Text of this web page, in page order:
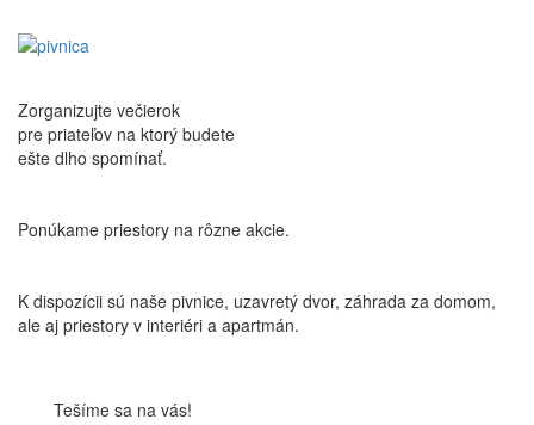
Zorganizujte večierok
pre priateľov na ktorý budete
ešte dlho spomínať.
Ponúkame priestory na rôzne akcie.
K dispozícii sú naše pivnice, uzavretý dvor, záhrada za domom,
ale aj priestory v interiéri a apartmán.
Tešíme sa na vás!